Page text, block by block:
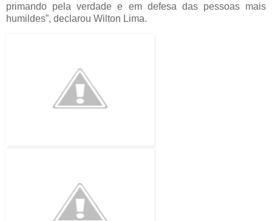
primando pela verdade e em defesa das pessoas mais
humildes”, declarou Wilton Lima.